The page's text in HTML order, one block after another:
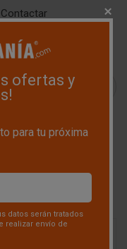

Foam 230ml con
230ML
ofertas y
para tu próxima
datos serán tratados
realizar envío de
o
que